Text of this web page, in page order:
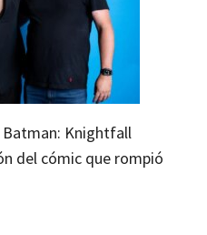
Batman: Knightfall
del cómic que rompió